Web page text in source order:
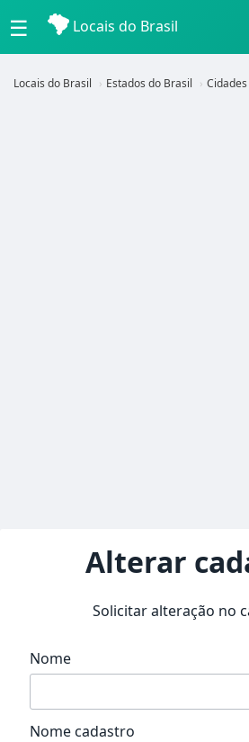
☰ Locais do Brasil
Locais do Brasil Estados do Brasil
Alterar
Solicitar alteração no
Nome
Nome cadastro